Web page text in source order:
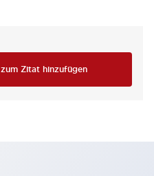
zum Zitat hinzufügen